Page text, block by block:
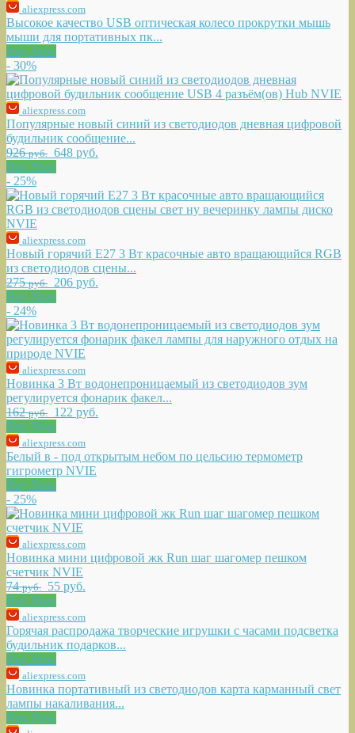
aliexpress.com
Высокое качество USB оптическая колесо прокрутки мышь
мыши для портативных пк...
Buy Now
- 30%
aliexpress.com
Популярные новый синий из светодиодов дневная цифровой
будильник сообщение...
926руб. 648 руб.
Buy Now
- 25%
aliexpress.com
Новый горячий E27 3 Вт красочные авто вращающийся RGB
из светодиодов сцены...
275руб. 206 руб.
Buy Now
- 24%
aliexpress.com
Новинка 3 Вт водонепроницаемый из светодиодов зум
регулируется фонарик факел...
162руб. 122 руб.
Buy Now
aliexpress.com
Белый в - под открытым небом по цельсию термометр
гигрометр NVIE
Buy Now
- 25%
aliexpress.com
Новинка мини цифровой жк Run шаг шагомер пешком
счетчик NVIE
74руб. 55 руб.
Buy Now
aliexpress.com
Горячая распродажа творческие игрушки с часами подсветка
будильник подарков...
Buy Now
aliexpress.com
Новинка портативный из светодиодов карта карманный свет
лампы накаливания...
Buy Now